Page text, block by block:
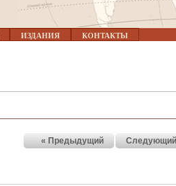
ИЗДАНИЯ КОНТАКТЫ
« Предыдущий